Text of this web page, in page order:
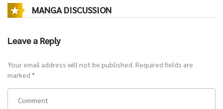
MANGA DISCUSSION
Leave a Reply
Your email address will not be published. Required fields are
marked *